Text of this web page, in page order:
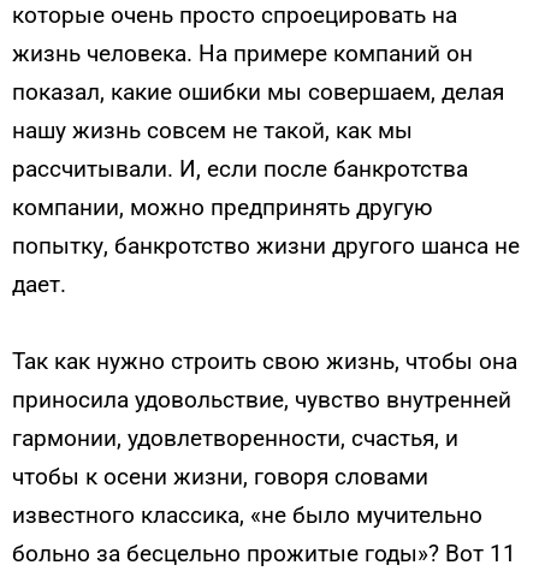
которые очень просто спроецировать на
жизнь человека. На примере компаний он
показал, какие ошибки мы совершаем, делая
нашу жизнь совсем не такой, как мы
рассчитывали. И, если после банкротства
компании, можно предпринять другую
попытку, банкротство жизни другого шанса не
дает.
Так как нужно строить свою жизнь, чтобы она
приносила удовольствие, чувство внутренней
гармонии, удовлетворенности, счастья, и
чтобы к осени жизни, говоря словами
известного классика, «не было мучительно
больно за бесцельно прожитые годы»? Вот 11